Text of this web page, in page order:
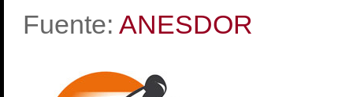
Fuente: ANESDOR